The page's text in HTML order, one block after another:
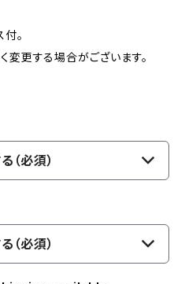
。
変更する場合がございます。
（必須）
（必須）